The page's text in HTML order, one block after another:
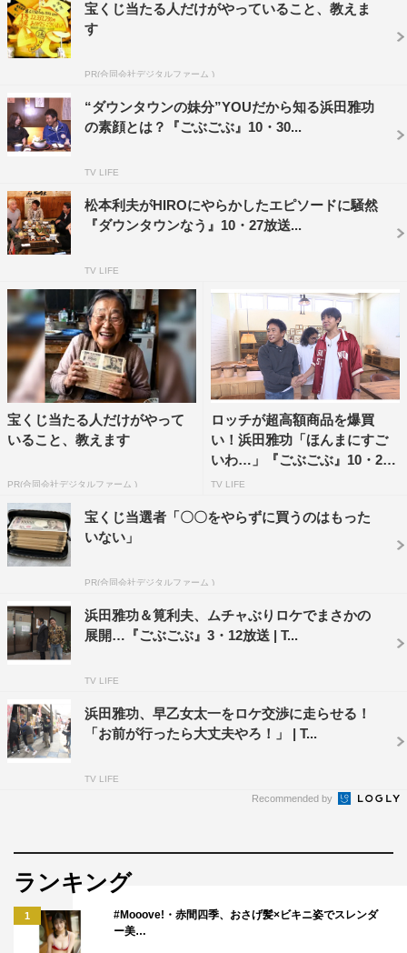
「めっちゃええやん！」とメロメロになる。
また、子供に大人気のアトラクション「生きものになれ
る展」では、松本がペンギンに扮して滑り台を滑り「ヤベ
ェ！めっちゃ楽しいじゃんコレ！」と絶叫。ダンゴムシに
なれるエリアでは、子供たちに交ざって真剣にダンゴムシ
を演じる松本のはしゃぎっぷりに浜田も「アイツ、アホ
や…」とあきれる展開に。
さらに、あまり語られたことのない浜田夫妻の遊園地で
のエピソードも。昔、とある番組でカメラも回っていない
状況で観覧車に妻と2人きりにされ、どうしていいか分か
らず10分間気まずい時間を過ごしたという浜田。「せめて
CCDカメラとかがついてれば芸人のスイッチ入れられる
のに」と振り返り、松本も「何もないのは辛いなー」と共
感する。
『ごぶごぶ』は、7月17日（火）後11・56よりMBSで放
送。
©MBS
ダウンタウン 松本利夫
宝くじ当たる人だけがやっていること、教えま
す
PR(合同会社デジタルファーム )
“ダウンタウンの妹分”YOUだから知る浜田雅功
の素顔とは？『ごぶごぶ』10・30...
TV LIFE
松本利夫がHIROにやらかしたエピソードに騒然
『ダウンタウンなう』10・27放送...
TV LIFE
宝くじ当たる人だけがやって
いること、教えます
PR(合同会社デジタルファーム )
ロッチが超高額商品を爆買
い！浜田雅功「ほんまにすご
いわ…」『ごぶごぶ』10・2
9...
TV LIFE
宝くじ当選者「〇〇をやらずに買うのはもった
いない」
PR(合同会社デジタルファーム )
浜田雅功＆筧利夫、ムチャぶりロケでまさかの
展開…『ごぶごぶ』3・12放送 | T...
TV LIFE
浜田雅功、早乙女太一をロケ交渉に走らせる！
「お前が行ったら大丈夫やろ！」 | T...
TV LIFE
Recommended by
ランキング
1
#Mooove!・赤間四季、おさげ髪×ビキニ姿でスレンダ
ー美…